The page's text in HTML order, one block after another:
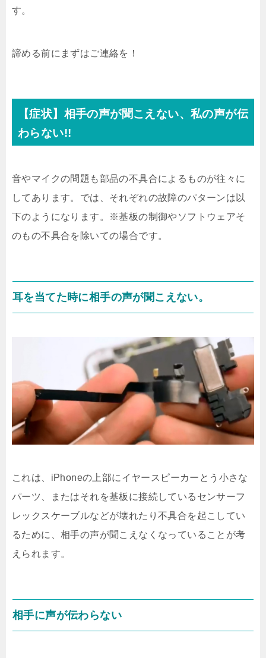
す。
諦める前にまずはご連絡を！
【症状】相手の声が聞こえない、私の声が伝
わらない!!
音やマイクの問題も部品の不具合によるものが往々に
してあります。では、それぞれの故障のパターンは以
下のようになります。※基板の制御やソフトウェアそ
のもの不具合を除いての場合です。
耳を当てた時に相手の声が聞こえない。
これは、iPhoneの上部にイヤースピーカーとう小さな
パーツ、またはそれを基板に接続しているセンサーフ
レックスケーブルなどが壊れたり不具合を起こしてい
るために、相手の声が聞こえなくなっていることが考
えられます。
相手に声が伝わらない